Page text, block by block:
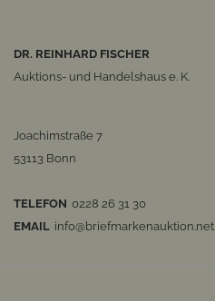
DR. REINHARD FISCHER
Auktions- und Handelshaus e. K.
Joachimstraße 7
53113 Bonn
TELEFON 0228 26 31 30
EMAIL info@briefmarkenauktion.net